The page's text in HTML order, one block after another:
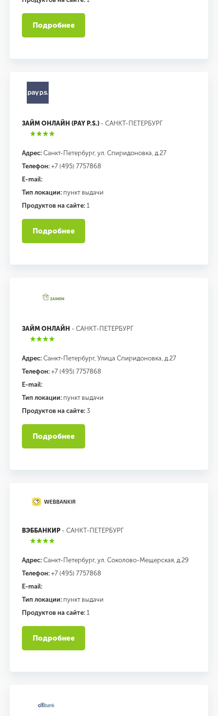
Подробнее
ЗАЙМ ОНЛАЙН (PAY P.S.) - САНКТ-ПЕТЕРБУРГ
Адрес: Санкт-Петербург, ул. Спиридоновка, д.27
Телефон: +7 (495) 7757868
E-mail:
Тип локации: пункт выдачи
Продуктов на сайте: 1
Подробнее
ЗАЙМ ОНЛАЙН - САНКТ-ПЕТЕРБУРГ
Адрес: Санкт-Петербург, Улица Спиридоновка, д.27
Телефон: +7 (495) 7757868
E-mail:
Тип локации: пункт выдачи
Продуктов на сайте: 3
Подробнее
ВЭББАНКИР - САНКТ-ПЕТЕРБУРГ
Адрес: Санкт-Петербург, ул. Соколово-Мещерская, д.29
Телефон: +7 (495) 7757868
E-mail:
Тип локации: пункт выдачи
Продуктов на сайте: 1
Подробнее